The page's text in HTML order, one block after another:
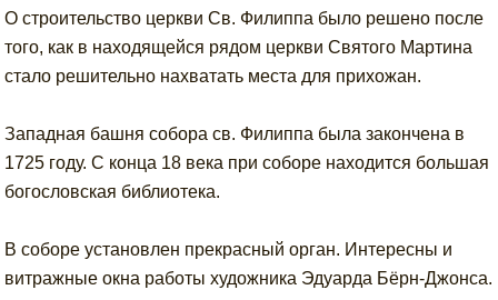
О строительство церкви Св. Филиппа было решено после
того, как в находящейся рядом церкви Святого Мартина
стало решительно нахватать места для прихожан.
Западная башня собора св. Филиппа была закончена в
1725 году. С конца 18 века при соборе находится большая
богословская библиотека.
В соборе установлен прекрасный орган. Интересны и
витражные окна работы художника Эдуарда Бёрн-Джонса.